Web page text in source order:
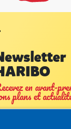
en avant-
plans et